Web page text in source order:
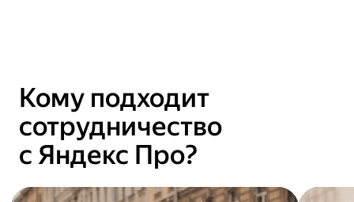
Кому подходит
сотрудничество
с Яндекс Про?